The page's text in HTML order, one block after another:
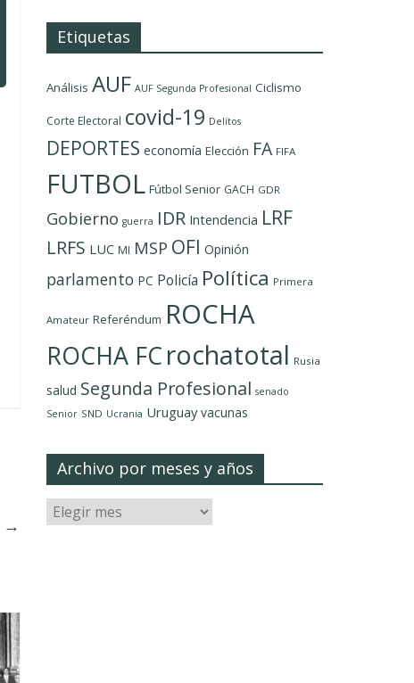
→
Etiquetas
Análisis AUF AUF Segunda Profesional Ciclismo
Corte Electoral covid-19 Delítos
DEPORTES economía Elección FA FIFA
FUTBOL Fútbol Senior GACH GDR
Gobierno guerra IDR Intendencia LRF
LRFS LUC MI MSP OFI Opinión
parlamento PC Policía Política Primera
Amateur Referéndum ROCHA
ROCHA FCrochatotal Rusia
salud Segunda Profesional senado
Senior SND Ucrania Uruguay vacunas
Archivo por meses y años